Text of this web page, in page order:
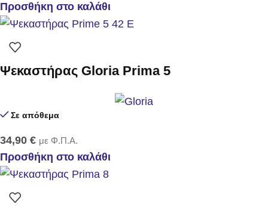
Προσθήκη στο καλάθι
Ψεκαστήρας Gloria Prima 5
Σε απόθεμα
34,90 € με Φ.Π.Α.
Προσθήκη στο καλάθι